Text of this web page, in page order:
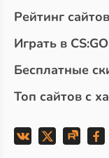
Рейтинг сайтов
Играть в
Бесплатные
Топ сайтов с